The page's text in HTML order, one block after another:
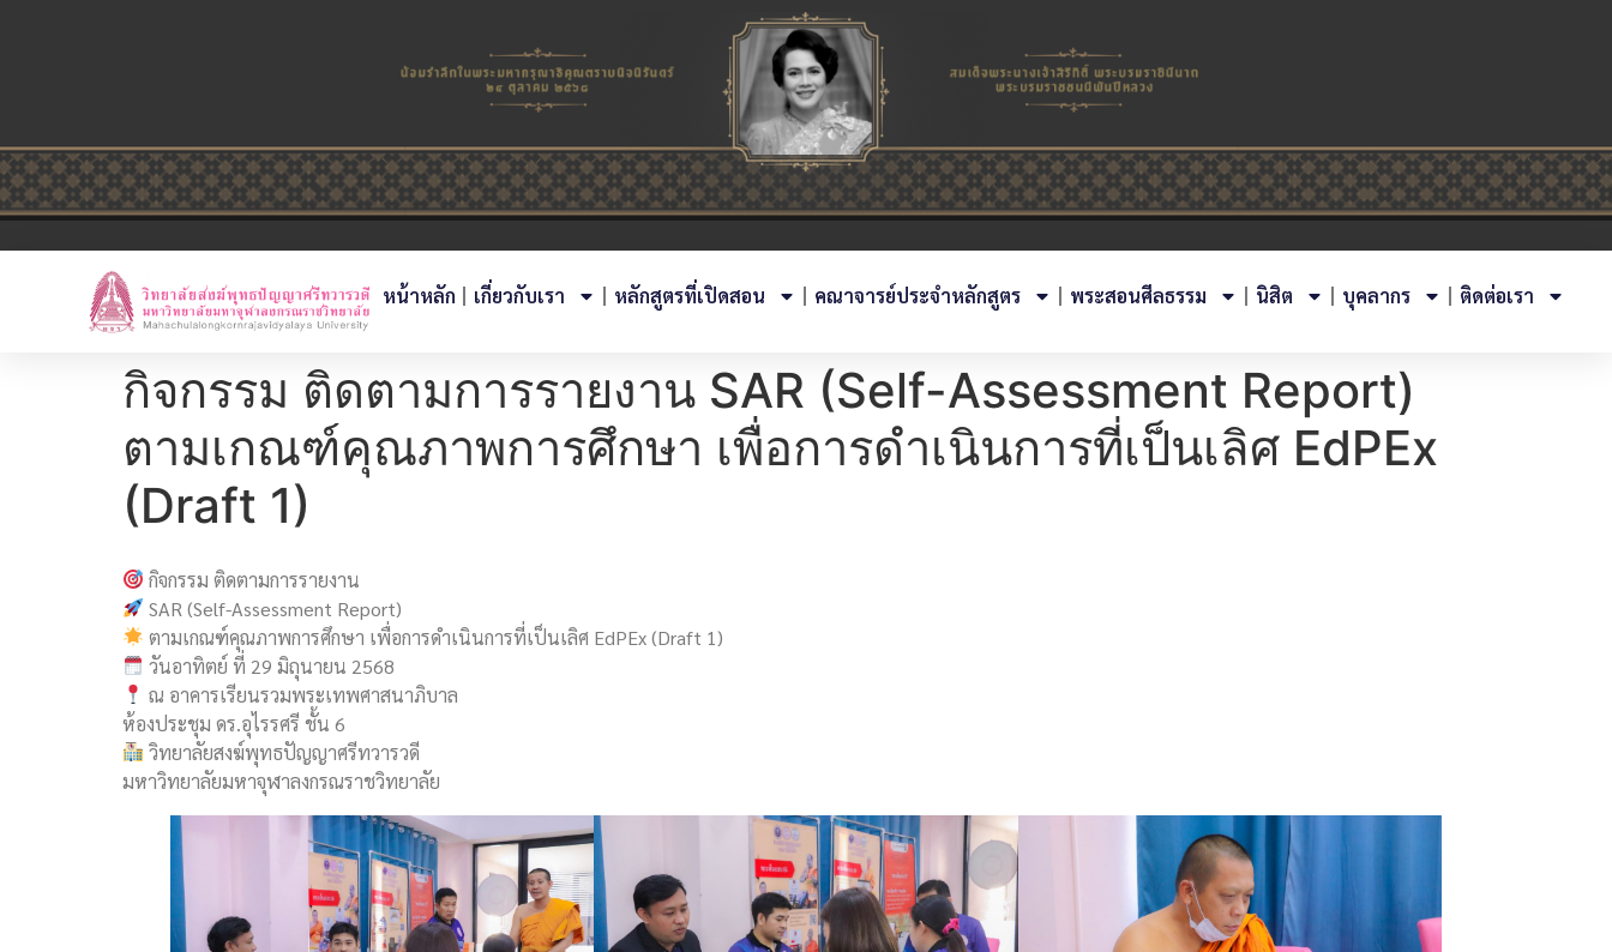
หน้าหลัก เกี่ยวกับเรา หลักสูตรที่เปิดสอน คณาจารย์ประจำหลักสูตร พระสอนศีลธรรม นิสิต บุคลากร ติดต่อเรา
กิจกรรม ติดตามการรายงาน SAR (Self-Assessment Report)
ตามเกณฑ์คุณภาพการศึกษา เพื่อการดำเนินการที่เป็นเลิศ EdPEx
(Draft 1)
กิจกรรม ติดตามการรายงาน
SAR (Self-Assessment Report)
ตามเกณฑ์คุณภาพการศึกษา เพื่อการดำเนินการที่เป็นเลิศ EdPEx (Draft 1)
วันอาทิตย์ ที่ 29 มิถุนายน 2568
ณ อาคารเรียนรวมพระเทพศาสนาภิบาล
ห้องประชุม ดร.อุไรรศรี ชั้น 6
วิทยาลัยสงฆ์พุทธปัญญาศรีทวารวดี
มหาวิทยาลัยมหาจุฬาลงกรณราชวิทยาลัย